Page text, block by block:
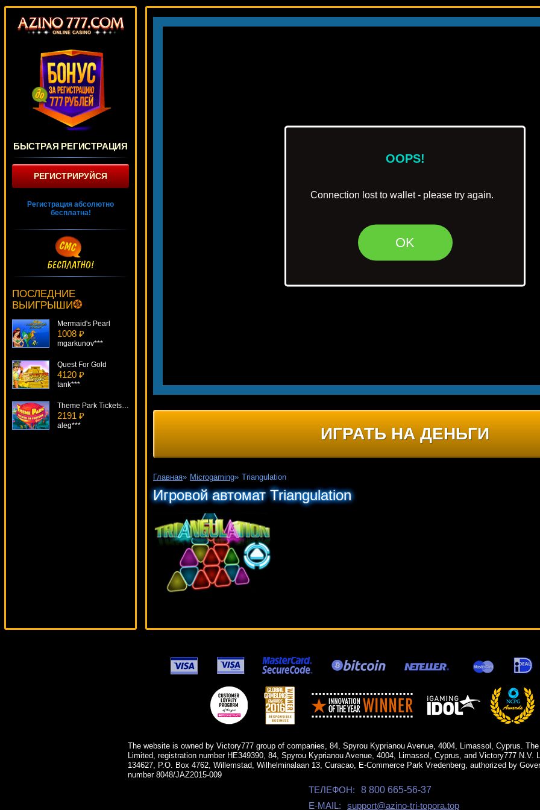
ИГРАТЬ НА ДЕНЬГИ
Главная» Microgaming» Triangulation
Игровой автомат Triangulation
БЫСТРАЯ РЕГИСТРАЦИЯ
РЕГИСТРИРУЙСЯ
Регистрация абсолютно
бесплатна!
ПОСЛЕДНИЕ
ВЫИГРЫШИ
621 ₽
Lucy***
Mermaid's Pearl
1008 ₽
mgarkunov***
Quest For Gold
4120 ₽
tank***
Theme Park Tickets Of Fortune
2191 ₽
aleg***
The website is owned by Victory777 group of companies, 84, Spyrou Kyprianou Avenue, 4004, Limassol, Cyprus.
Limited, registration number HE349390, 84, Spyrou Kyprianou Avenue, 4004, Limassol, Cyprus, and Victory777 N.V.
134627, P.O. Box 4762, Willemstad, Wilhelminalaan 13, Curacao, E-Commerce Park Vredenberg, authorized by
number 8048/JAZ2015-009
ТЕЛЕФОН:
8 800 665-56-37
E-MAIL:
support@azino-tri-topora.top